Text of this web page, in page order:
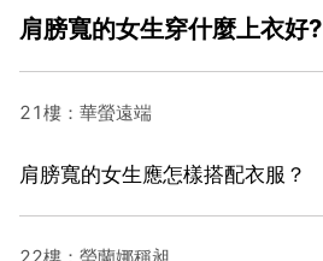
肩膀寬的女生穿什麼上衣好?
21樓：華螢遠端
肩膀寬的女生應怎樣搭配衣服？